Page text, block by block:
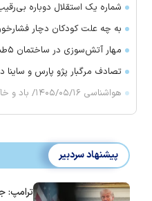
شماره یک استقلال دوباره
به چه علت کودکان دچار
مهار آتش‌سوزی در ساختمان ۵‌طبقه تبریز
تصادف مرگبار پژو پارس و ساینا در اصفهان؛
هواشناسی ۱۴۰۵/۰۵/۱۶/ باد و خاک در استان‌ها تا ۵ روز آینده
پیشنهاد سردبیر
ترامپ: